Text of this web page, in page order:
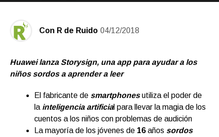
Con R de Ruido 04/12/2018
Huawei lanza Storysign, una app para ayudar a los
niños sordos a aprender a leer
El fabricante de smartphonesutiliza el poder de
la inteligencia artificial para llevar la magia de los
cuentos a los niños con problemas de audición
La mayoría de los jóvenes de 16 años sordos